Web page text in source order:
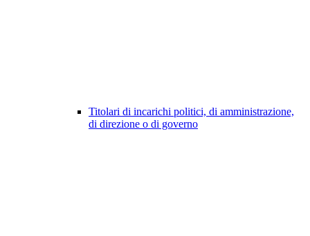
Titolari di incarichi politici, di amministrazione,
di direzione o di governo